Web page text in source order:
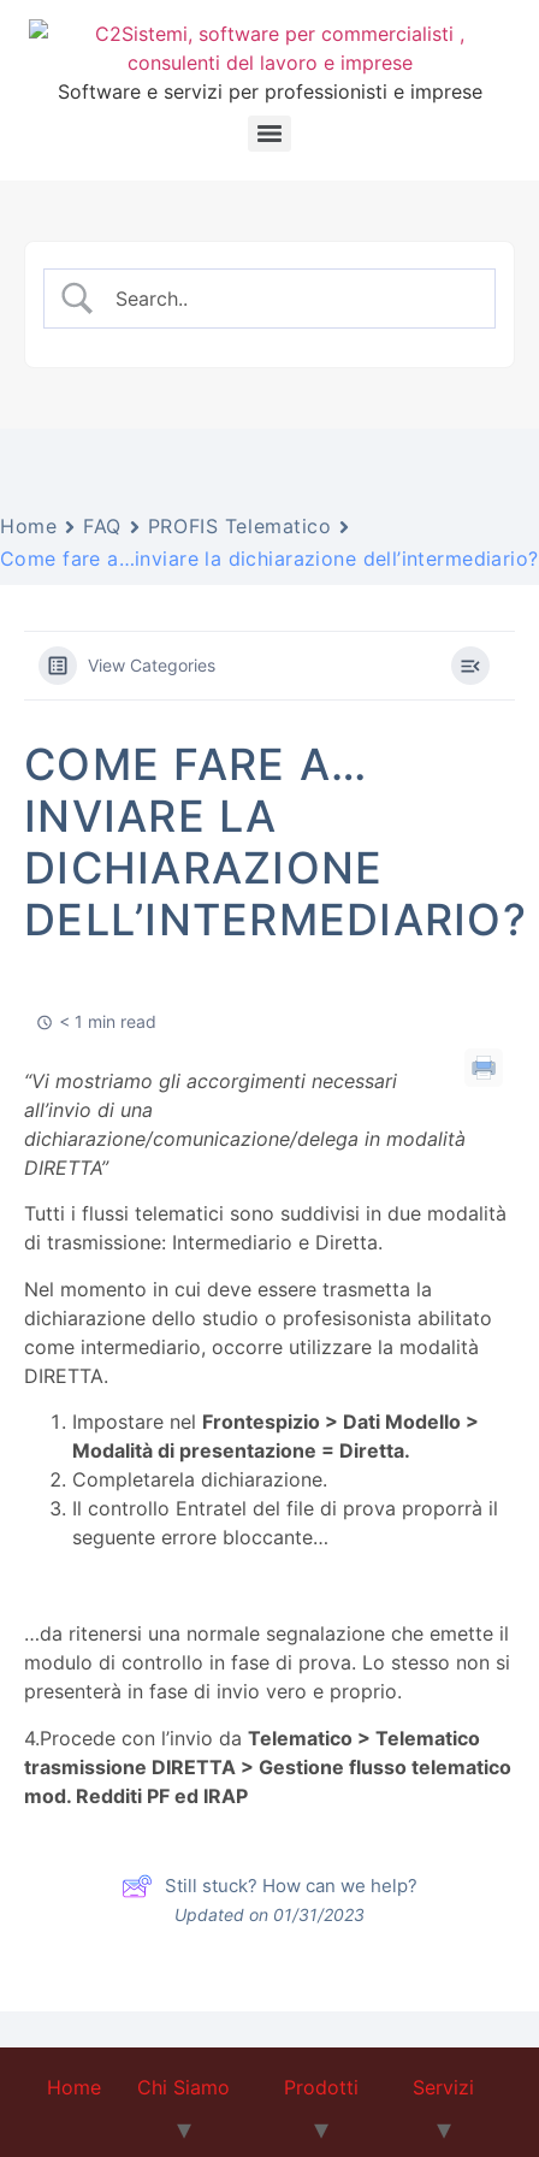
Software e servizi per professionisti e imprese
Home FAQ
PROFIS Telematico
Come fare a…inviare la dichiarazione dell’intermediario?
View Categories
COME FARE A…
INVIARE LA
DICHIARAZIONE
DELL’INTERMEDIARIO?
< 1 min read
“Vi mostriamo gli accorgimenti necessari
all’invio di una
dichiarazione/comunicazione/delega in modalità
DIRETTA”
Tutti i flussi telematici sono suddivisi in due modalità
di trasmissione: Intermediario e Diretta.
Nel momento in cui deve essere trasmetta la
dichiarazione dello studio o profesisonista abilitato
come intermediario, occorre utilizzare la modalità
DIRETTA.
Impostare nel Frontespizio > Dati Modello >
Modalità di presentazione = Diretta.
Completarela dichiarazione.
Il controllo Entratel del file di prova proporrà il
seguente errore bloccante…
…da ritenersi una normale segnalazione che emette il
modulo di controllo in fase di prova. Lo stesso non si
presenterà in fase di invio vero e proprio.
4.Procede con l’invio da Telematico > Telematico
trasmissione DIRETTA > Gestione flusso telematico
mod. Redditi PF ed IRAP
Still stuck? How can we help?
Updated on 01/31/2023
Home Chi Siamo Prodotti Servizi